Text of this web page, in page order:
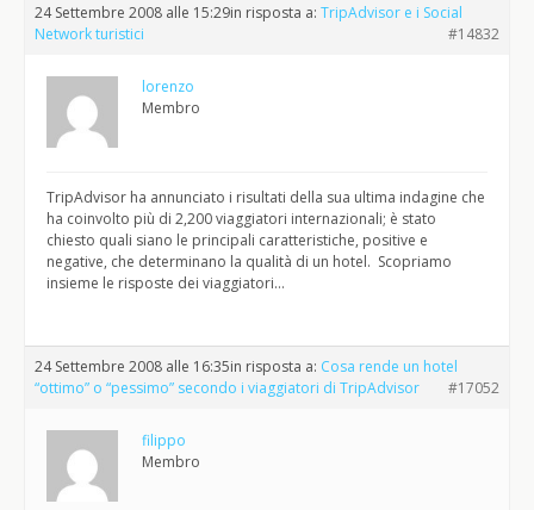
24 Settembre 2008 alle 15:29in risposta a: TripAdvisor e i Social
Network turistici
#14832
lorenzo
Membro
TripAdvisor ha annunciato i risultati della sua ultima indagine che
ha coinvolto più di 2,200 viaggiatori internazionali; è stato
chiesto quali siano le principali caratteristiche, positive e
negative, che determinano la qualità di un hotel. Scopriamo
insieme le risposte dei viaggiatori…
24 Settembre 2008 alle 16:35in risposta a: Cosa rende un hotel
“ottimo” o “pessimo” secondo i viaggiatori di TripAdvisor
#17052
filippo
Membro